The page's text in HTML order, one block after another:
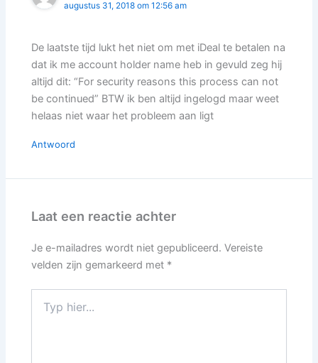
augustus 31, 2018 om 12:56 am
De laatste tijd lukt het niet om met iDeal te betalen na
dat ik me account holder name heb in gevuld zeg hij
altijd dit: “For security reasons this process can not
be continued” BTW ik ben altijd ingelogd maar weet
helaas niet waar het probleem aan ligt
Antwoord
Laat een reactie achter
Je e-mailadres wordt niet gepubliceerd. Vereiste
velden zijn gemarkeerd met *
hier...